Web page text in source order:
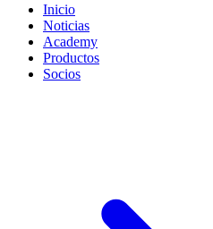
Inicio
Noticias
Academy
Productos
Socios